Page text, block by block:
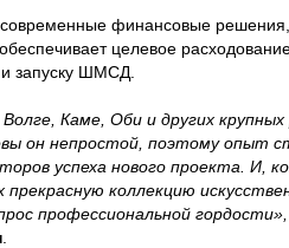
финансовые
целевое
и запуску ШМСД.
Каме, Оби и других крупных
он непростой, поэтому опыт
успеха нового проекта. И,
коллекцию
профессиональной гордости»,